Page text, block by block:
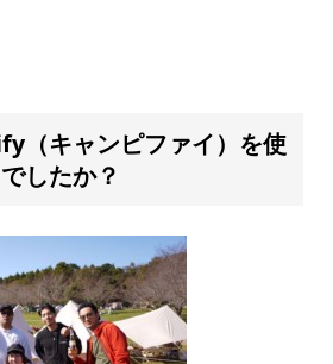
（キャンピファイ）を使
したか？